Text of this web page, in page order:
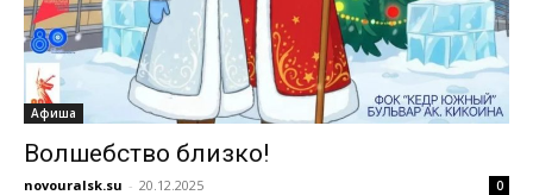
Афиша
Волшебство близко!
novouralsk.su - 20.12.2025 0